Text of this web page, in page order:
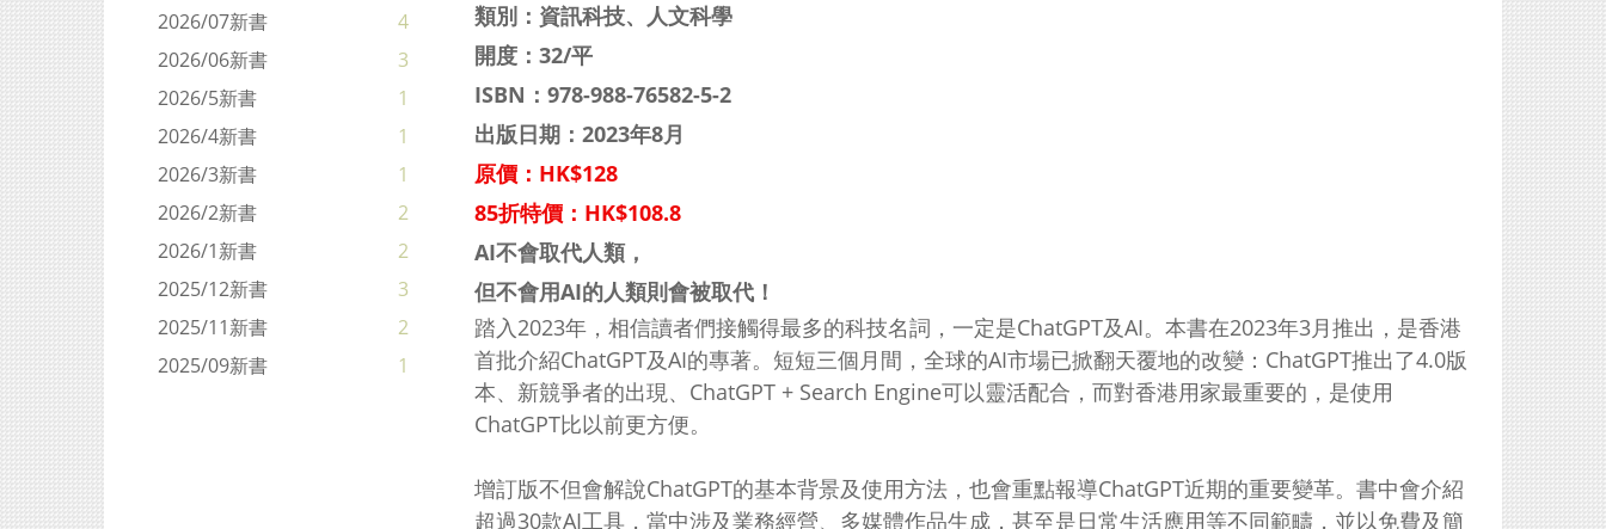
2026/07新書
4
2026/06新書
3
2026/5新書
1
2026/4新書
1
2026/3新書
1
2026/2新書
2
2026/1新書
2
2025/12新書
3
2025/11新書
2
2025/09新書
1
類別：資訊科技、人文科學
開度：32/平
ISBN： 978-988-76582-5-2
出版日期：2023年8月
原價：HK$128
85折特價：HK$108.8
AI不會取代人類，
但不會用AI的人類則會被取代！
踏入2023年，相信讀者們接觸得最多的科技名詞，一定是ChatGPT及AI。本書在2023年3月推出，是香港
首批介紹ChatGPT及AI的專著。短短三個月間，全球的AI市場已掀翻天覆地的改變：ChatGPT推出了4.0版
本、新競爭者的出現、ChatGPT + Search Engine可以靈活配合，而對香港用家最重要的，是使用
ChatGPT比以前更方便。
增訂版不但會解說ChatGPT的基本背景及使用方法，也會重點報導ChatGPT近期的重要變革。書中會介紹
超過30款AI工具，當中涉及業務經營、多媒體作品生成，甚至是日常生活應用等不同範疇，並以免費及簡